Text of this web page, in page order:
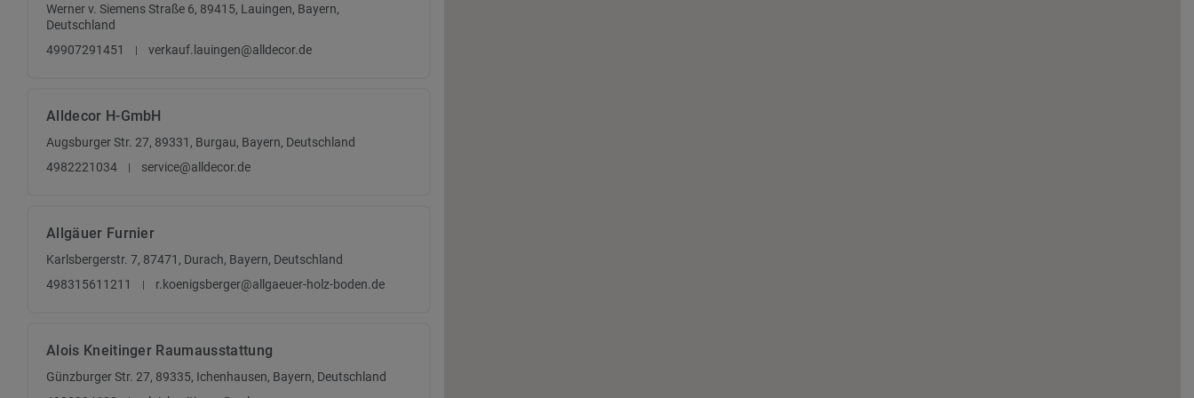
Werner v. Siemens Straße 6, 89415, Lauingen, Bayern,
Deutschland
49907291451
verkauf.lauingen@alldecor.de
Alldecor H-GmbH
Augsburger Str. 27, 89331, Burgau, Bayern, Deutschland
4982221034
service@alldecor.de
Allgäuer Furnier
Karlsbergerstr. 7, 87471, Durach, Bayern, Deutschland
498315611211
r.koenigsberger@allgaeuer-holz-boden.de
Alois Kneitinger Raumausstattung
Günzburger Str. 27, 89335, Ichenhausen, Bayern, Deutschland